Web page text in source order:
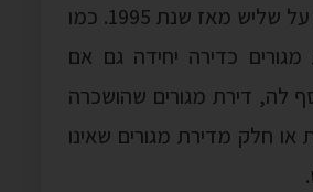
מדירה העולה על שליש מאז שנת 1995. כמו
מגורים כדירה יחידה גם אם
לה, דירת מגורים שהושכרה
או חלק מדירת מגורים שאינו